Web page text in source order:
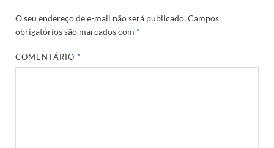
O seu endereço de e-mail não será publicado.Campos
obrigatórios são marcados com *
COMENTÁRIO*